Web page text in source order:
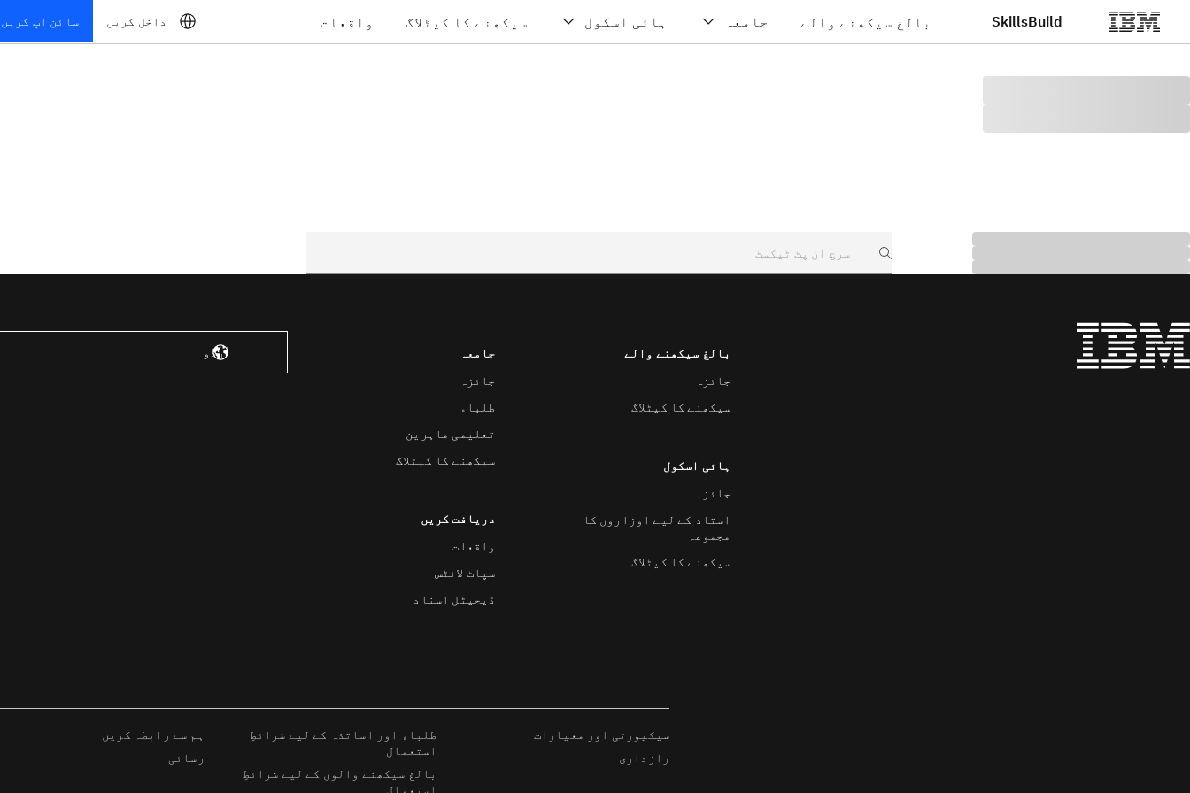
اصلی مواد پر جائیںSkillsBuild بالغ سیکھنے والے جامعہ ہائی اسکول سیکھنے کا کیٹلاگ واقعات داخل کریں سائن اپ کریں
Search
بالغ سیکھنے والے
جائزہ
سیکھنے کا کیٹلاگ
ہائی اسکول
جائزہ
استاد کے لیے اوزاروں کا
مجموعہ
سیکھنے کا کیٹلاگ
جامعہ
جائزہ
طلباء
تعلیمی ماہرین
سیکھنے کا کیٹلاگ
دریافت کریں
واقعات
سپاٹ لائٹس
ڈیجیٹل اسناد
اُردُو‎
سیکیورٹی اور معیارات
رازداری
طلباء اور اساتذہ کے لیے شرائطِ
استعمال
بالغ سیکھنے والوں کے لیے شرائطِ
استعمال
ہم سے رابطہ کریں
رسائی